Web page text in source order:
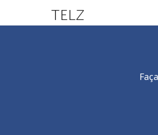
TELZ